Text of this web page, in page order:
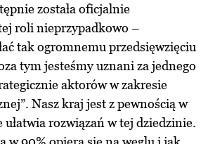
została oficjalnie
roli nieprzypadkowo –
tak ogromnemu przedsięwzięciu
tym jesteśmy uznani za jednego
aktorów w zakresie
Nasz kraj jest z pewnością w
rozwiązań w tej dziedzinie.